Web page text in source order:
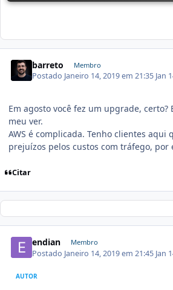
barreto Membro
Postado Janeiro 14, 2019 em 21:35 Jan
Em agosto você fez um upgrade, certo?
meu ver.
AWS é complicada. Tenho clientes aqui
prejuízos pelos custos com tráfego, por
Citar
endian Membro
Postado Janeiro 14, 2019 em 21:45 Jan
AUTOR